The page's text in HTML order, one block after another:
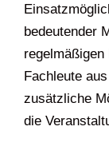
bedeutender
Fachleute
zusätzliche
die